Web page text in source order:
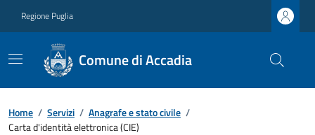
Regione Puglia
Comune di Accadia
Home / Servizi / Anagrafe e stato civile /
Carta d'identità elettronica (CIE)